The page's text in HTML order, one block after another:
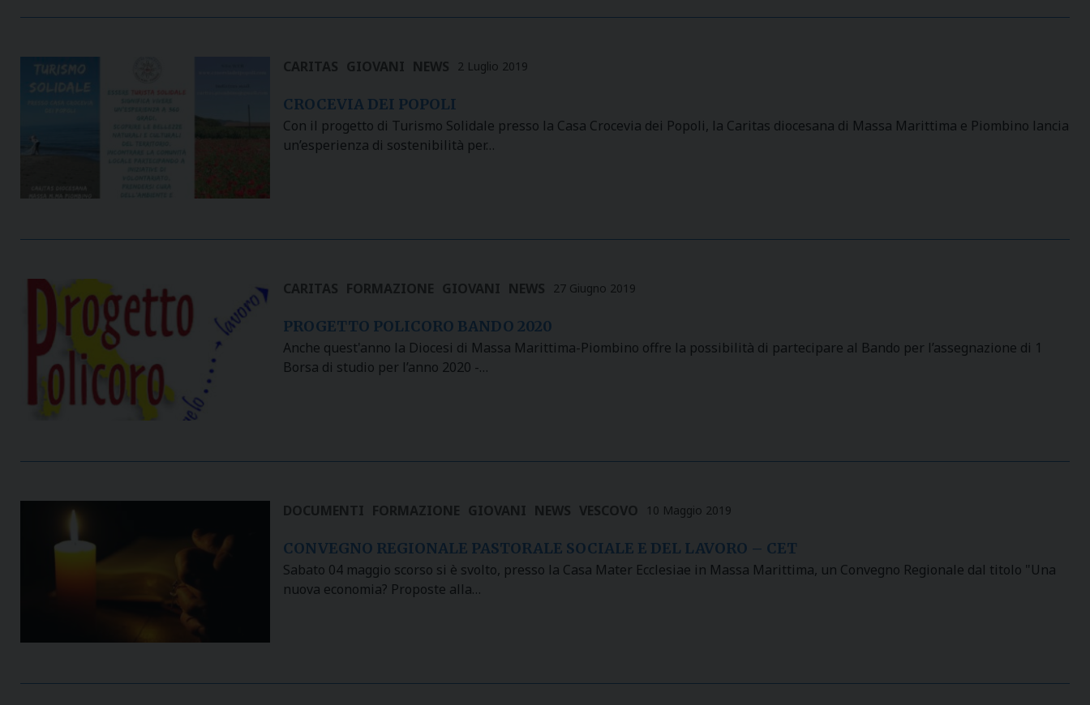
CARITAS GIOVANI NEWS 2 Luglio 2019
CROCEVIA DEI POPOLI
Con il progetto di Turismo Solidale presso la Casa Crocevia dei Popoli, la Caritas diocesana di Massa Marittima e Piombino lancia
​un’esperienza di sostenibilità per…
CARITAS FORMAZIONE GIOVANI NEWS 27 Giugno 2019
PROGETTO POLICORO BANDO 2020
Anche quest'anno la Diocesi di Massa Marittima-Piombino offre la possibilità di partecipare al Bando per l’assegnazione di 1
Borsa di studio per l’anno 2020 -…
DOCUMENTI FORMAZIONE GIOVANI NEWS VESCOVO 10 Maggio 2019
CONVEGNO REGIONALE PASTORALE SOCIALE E DEL LAVORO – CET
Sabato 04 maggio scorso si è svolto, presso la Casa Mater Ecclesiae in Massa Marittima, un Convegno Regionale dal titolo "Una
nuova economia? Proposte alla…